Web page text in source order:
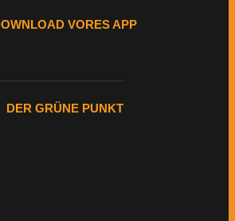
VORES APP
DER GRÜNE PUNKT